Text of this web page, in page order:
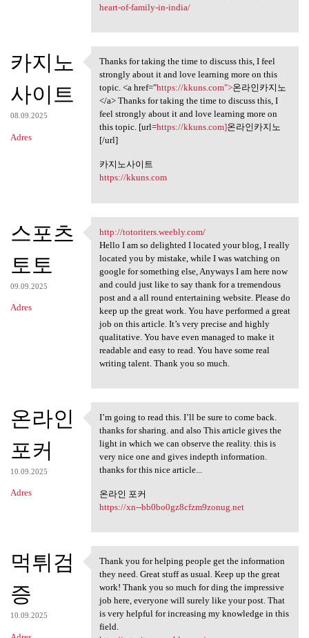
heart-of-family-in-india/
카지노
사이트
08.09.2025
Adres
Thanks for taking the time to
Thanks for taking the time to discuss this, I feel
strongly about it and love learning more on this
topic. <a href="https://kkuns.com">온라인카지노
</a> Thanks for taking the time to discuss this, I
feel strongly about it and love learning more on
this topic. [url=https://kkuns.com]온라인카지노
[/url]
카지노사이트
https://kkuns.com
스포츠
토토
09.09.2025
Adres
http://totoriters.weebly.com/
http://totoriters.weebly.com/
Hello I am so delighted I located your blog, I really
located you by mistake, while I was watching on
google for something else, Anyways I am here now
and could just like to say thank for a tremendous
post and a all round entertaining website. Please do
keep up the great work. You have performed a great
job on this article. It’s very precise and highly
qualitative. You have even managed to make it
readable and easy to read. You have some real
writing talent. Thank you so much.
온라인
포커
10.09.2025
Adres
I’m going to read this. I’ll
I’m going to read this. I’ll be sure to come back.
thanks for sharing. and also This article gives the
light in which we can observe the reality. this is
very nice one and gives indepth information.
thanks for this nice article...
온라인 포커
https://xn--bb0bo0gz8cfzm9zonug.net
먹튀검
증
10.09.2025
Thank you for helping people
Thank you for helping people get the information
they need. Great stuff as usual. Keep up the great
work! Thank you so much for ding the impressive
job here, everyone will surely like your post. That
is very helpful for increasing my knowledge in this
field.